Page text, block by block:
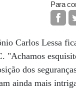
Para
Carlos Lessa
"Achamos
dos
ainda mais